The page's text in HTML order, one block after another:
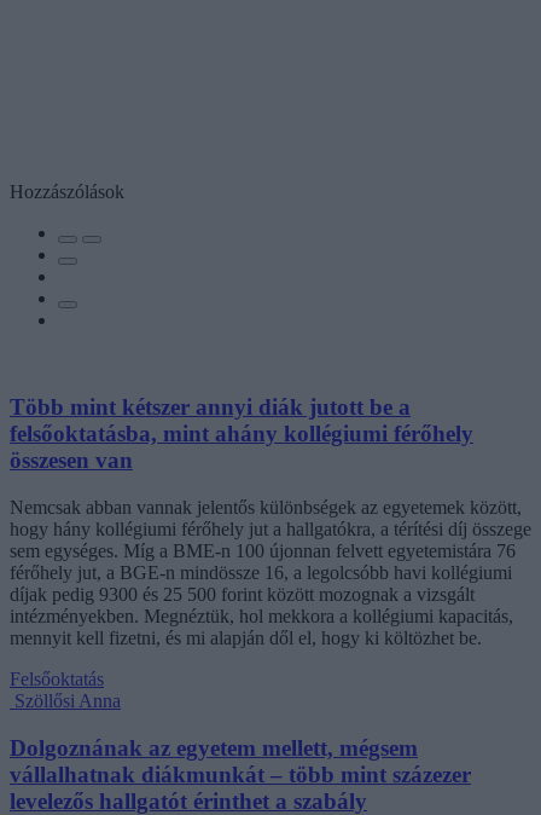
Hozzászólások
Több mint kétszer annyi diák jutott be a
felsőoktatásba, mint ahány kollégiumi férőhely
összesen van
Nemcsak abban vannak jelentős különbségek az egyetemek között,
hogy hány kollégiumi férőhely jut a hallgatókra, a térítési díj összege
sem egységes. Míg a BME-n 100 újonnan felvett egyetemistára 76
férőhely jut, a BGE-n mindössze 16, a legolcsóbb havi kollégiumi
díjak pedig 9300 és 25 500 forint között mozognak a vizsgált
intézményekben. Megnéztük, hol mekkora a kollégiumi kapacitás,
mennyit kell fizetni, és mi alapján dől el, hogy ki költözhet be.
Felsőoktatás
Szöllősi Anna
Dolgoznának az egyetem mellett, mégsem
vállalhatnak diákmunkát – több mint százezer
levelezős hallgatót érinthet a szabály